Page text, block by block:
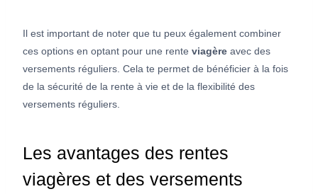
Il est important de noter que tu peux également combiner
ces options en optant pour une rente viagère avec des
versements réguliers. Cela te permet de bénéficier à la fois
de la sécurité de la rente à vie et de la flexibilité des
versements réguliers.
Les avantages des rentes
viagères et des versements